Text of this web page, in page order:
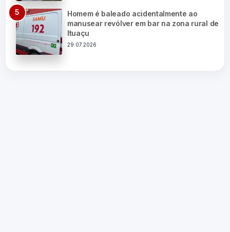
Homem é baleado acidentalmente ao
manusear revólver em bar na zona rural de
Ituaçu
29.07.2026